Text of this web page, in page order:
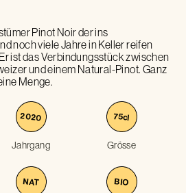
Pinot Noir der ins
noch viele Jahre in Keller reifen
ist das Verbindungsstück zwischen
und einem Natural-Pinot. Ganz
Menge.
2020
Jahrgang
75cl
Grösse
NAT BIO